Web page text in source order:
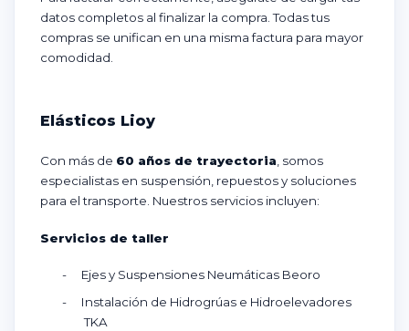
datos completos al finalizar la compra. Todas tus
compras se unifican en una misma factura para mayor
comodidad.
Elásticos Lioy
Con más de 60 años de trayectoria , somos
especialistas en suspensión, repuestos y soluciones
para el transporte. Nuestros servicios incluyen:
Servicios de taller
-
Ejes y Suspensiones Neumáticas Beoro
-
Instalación de Hidrogrúas e Hidroelevadores
TKA